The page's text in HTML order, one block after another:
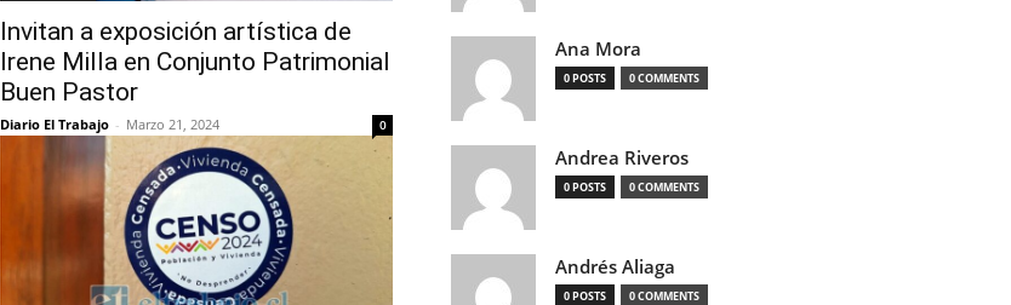
Invitan a exposición artística de
Irene Milla en Conjunto Patrimonial
Buen Pastor
Diario El Trabajo - Marzo 21, 2024 0
Ana Mora
0 POSTS 0 COMMENTS
Andrea Riveros
0 POSTS 0 COMMENTS
Andrés Aliaga
0 POSTS 0 COMMENTS